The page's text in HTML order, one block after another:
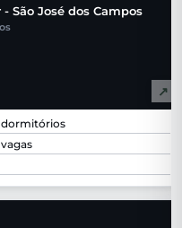
São José dos Campos
↗
dormitórios